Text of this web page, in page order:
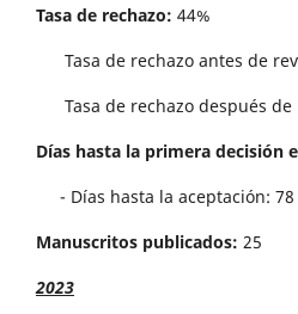
Tasa de rechazo: 44%
Tasa de rechazo antes de
Tasa de rechazo después de
Días hasta la primera decisión
- Días hasta la aceptación: 78
Manuscritos publicados: 25
2023